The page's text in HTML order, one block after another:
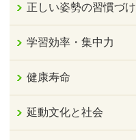
正しい姿勢の習慣づけ
学習効率・集中力
健康寿命
延動文化と社会